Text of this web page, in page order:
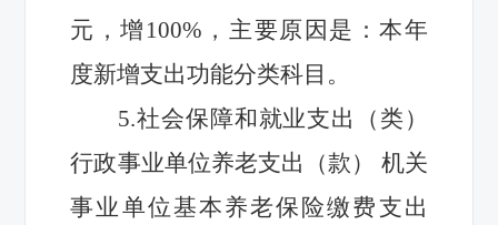
元，增 100%，主要原因是：本年
度新增支出功能分类科目 。
5.社会保障和就业支出（类）
行政事业单位养老支出（款）
机关
事业单位基本养老保险缴费支出